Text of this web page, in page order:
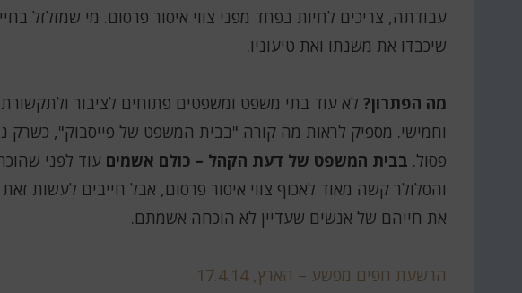
עבודתה, צריכים לחיות בפחד מפני צווי איסור פרסום. מי שמזלזל
שיכבדו את משנתו ואת טיעוניו.
מה הפתרון? לא עוד בתי משפט ומשפטים פתוחים לציבור
וחמישי. מספיק לראות מה קורה "בבית המשפט של פייסבוק", כשרק
פסול. בבית המשפט של דעת הקהל – כולם אשמים עוד לפני
והסלולר קשה מאוד לאכוף צווי איסור פרסום, אבל חייבים לעשות
את חייהם של אנשים שעדיין לא הוכחה אשמתם.
הרשעת חפים מפשע – הארץ, 17.4.14